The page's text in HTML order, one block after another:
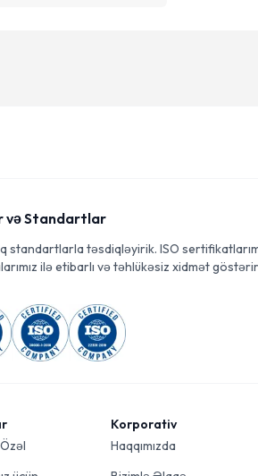
Standartlar
təsdiqləyirik. ISO
ilə etibarlı və təhlükəsiz xidmət
Korporativ
Haqqımızda